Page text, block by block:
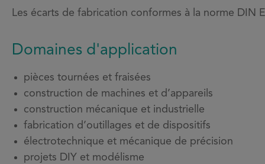
Les écarts de fabrication conformes à la norme DIN
Domaines d'application
pièces tournées et fraisées
construction de machines et d’appareils
construction mécanique et industrielle
fabrication d’outillages et de dispositifs
électrotechnique et mécanique de précision
projets DIY et modélisme